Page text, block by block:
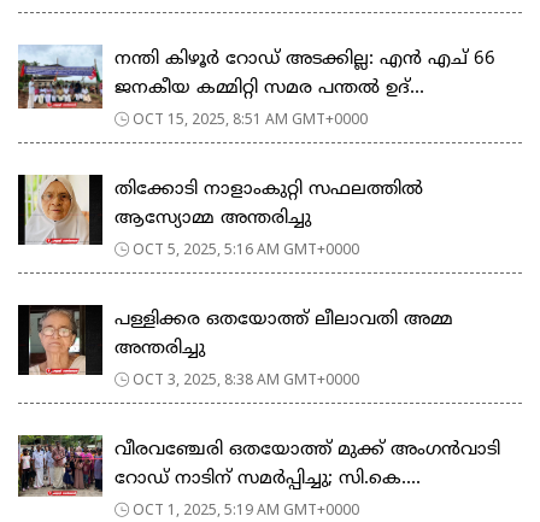
നന്തി കിഴൂർ റോഡ് അടക്കില്ല: എൻ എച് 66
ജനകീയ കമ്മിറ്റി സമര പന്തൽ ഉദ്...
OCT 15, 2025, 8:51 AM GMT+0000
തിക്കോടി നാളാംകുറ്റി സഫലത്തിൽ
ആസ്യോമ്മ അന്തരിച്ചു
OCT 5, 2025, 5:16 AM GMT+0000
പള്ളിക്കര ഒതയോത്ത് ലീലാവതി അമ്മ
അന്തരിച്ചു
OCT 3, 2025, 8:38 AM GMT+0000
വീരവഞ്ചേരി ഒതയോത്ത് മുക്ക് അംഗൻവാടി
റോഡ് നാടിന് സമർപ്പിച്ചു; സി.കെ....
OCT 1, 2025, 5:19 AM GMT+0000